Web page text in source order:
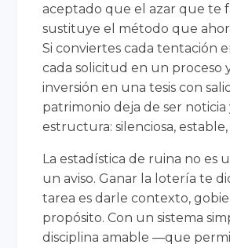
aceptado que el azar que te
sustituye el método que
Si conviertes cada tentación
cada solicitud en un proceso
inversión en una tesis con
patrimonio deja de ser noticia
estructura: silenciosa,
La estadística de ruina no es
un aviso. Ganar la lotería te
tarea es darle contexto,
propósito. Con un sistema
disciplina amable —que